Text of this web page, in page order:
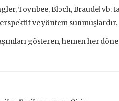
Toynbee, Bloch, Braudel
ve yöntem sunmuşlardır.
gösteren, hemen her